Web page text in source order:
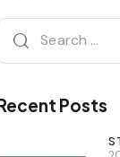
Posts